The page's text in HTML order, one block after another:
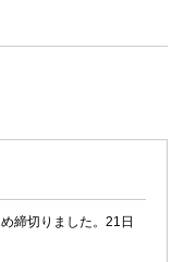
締切りました。21日